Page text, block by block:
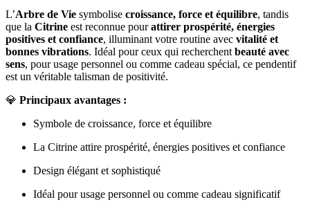
L’Arbre de Vie symbolise croissance, force et équilibre, tandis
que la Citrine est reconnue pourattirer prospérité, énergies
positives et confiance, illuminant votre routine avec vitalité et
bonnes vibrations. Idéal pour ceux qui recherchent beauté avec
sens, pour usage personnel ou comme cadeau spécial, ce pendentif
est un véritable talisman de positivité.
💎 Principaux avantages :
Symbole de croissance, force et équilibre
La Citrine attire prospérité, énergies positives et confiance
Design élégant et sophistiqué
Idéal pour usage personnel ou comme cadeau significatif